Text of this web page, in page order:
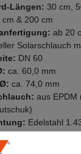
Längen: 30 cm,
& 200 cm
ab 20
Solarschlauch
DN 60
ca. 60,0 mm
ca. 74,0 mm
aus EPDM
Edelstahl